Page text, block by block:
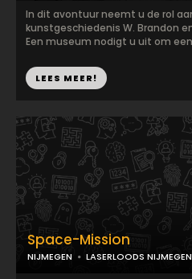
In dit avontuur neemt u de rol
kunstgeschiedenis W. Brandon
Een museum nodigt u uit om
LEES MEER!
Space-Mission
NIJMEGEN LASERLOODS NIJMEGEN